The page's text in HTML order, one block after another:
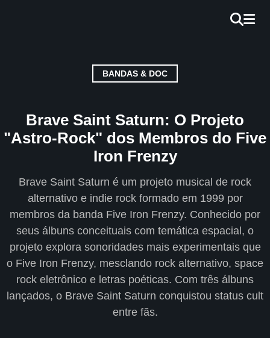
EBOOK
GRÁTIS
COVER
VÍDEO
HINOS
CRISTÃOS
TEORIA
BANDAS & DOC
Brave Saint Saturn: O Projeto
"Astro-Rock" dos Membros do Five
Iron Frenzy
Brave Saint Saturn é um projeto musical de rock
alternativo e indie rock formado em 1999 por
membros da banda Five Iron Frenzy. Conhecido por
seus álbuns conceituais com temática espacial, o
projeto explora sonoridades mais experimentais que
o Five Iron Frenzy, mesclando rock alternativo, space
rock eletrônico e letras poéticas. Com três álbuns
lançados, o Brave Saint Saturn conquistou status cult
entre fãs.